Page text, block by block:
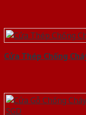
Cửa Thép Chống